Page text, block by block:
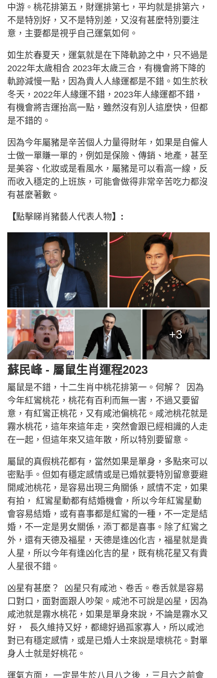
中游。桃花排第五，財運排第七，平均就是排第六，
不是特別好，又不是特別差，又沒有甚麼特別要注
意，主要都是視乎自己運氣如何。
如生於春夏天，運氣就是在下降軌跡之中，只不過是
2022年太歲相合 2023年太歲三合，有機會將下降的
軌跡減慢一點，因為貴人人緣運都是不錯。如生於秋
冬天，2022年人緣運不錯，2023年人緣運都不錯，
有機會將吉運抬高一點，雖然沒有別人這麼快，但都
是不錯的。
因為今年屬豬是辛苦個人力量得財年，如果是自僱人
士做一單賺一單的，例如是保險、傳銷、地產，甚至
是美容、化妝或是看風水，屬豬是可以看高一線，反
而收入穩定的上班族，可能會做得非常辛苦吃力都沒
有甚麼著數。
【點擊睇肖豬藝人代表人物】:
+3
蘇民峰 - 屬鼠生肖運程2023
屬鼠是不錯，十二生肖中桃花排第一。何解？ 因為
今年紅鸞桃花，桃花有百利而無一害，不過又要留
意，有紅鸞正桃花，又有咸池偏桃花。咸池桃花就是
霧水桃花，這年來這年走，突然會跟已經相識的人走
在一起，但這年來又這年散，所以特別要留意。
屬鼠的真假桃花都有，當然如果是單身，多點來可以
密點手。但如有穩定感情或是已婚就要特別留意要避
開咸池桃花，是容易出現三角關係，感情不定，如果
有拍， 紅鸞星動都有結婚機會，所以今年紅鸞星動
會容易結婚，或有喜事都是紅鸞的一種，不一定是結
婚，不一定是男女關係，添丁都是喜事。除了紅鸞之
外，還有天德及福星，天德是逢凶化吉，福星就是貴
人星，所以今年有逢凶化吉的星，既有桃花星又有貴
人星很不錯。
凶星有甚麼？ 凶星只有咸池、卷舌。卷舌就是容易
口對口，面對面跟人吵架。咸池不可說是凶星，因為
咸池就是霧水桃花，如果是單身來說，不論是霧水又
好， 長久維持又好，都總好過孤家寡人，所以咸池
對已有穩定感情，或是已婚人士來說是壞桃花。對單
身人士就是好桃花。
運氣方面， 一定是生於八月八之後 ，三月六之前會